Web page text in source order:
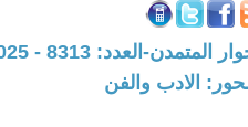
المتمدن-العدد: 8313 - 2025 / 4 / 15 - 16:40
الادب والفن